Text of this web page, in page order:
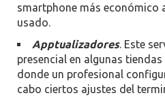
smartphone más económico
usado.
Apptualizadores. Este
presencial en algunas
donde un profesional
cabo ciertos ajustes del